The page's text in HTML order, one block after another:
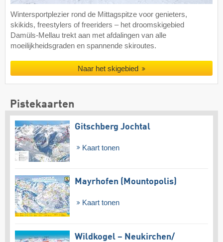
Wintersportplezier rond de Mittagspitze voor genieters,
skikids, freestylers of freeriders – het droomskigebied
Damüls-Mellau trekt aan met afdalingen van alle
moeilijkheidsgraden en spannende skiroutes.
Naar het skigebied
Pistekaarten
Gitschberg Jochtal
Kaart tonen
Mayrhofen (Mountopolis)
Kaart tonen
Wildkogel – Neukirchen/​